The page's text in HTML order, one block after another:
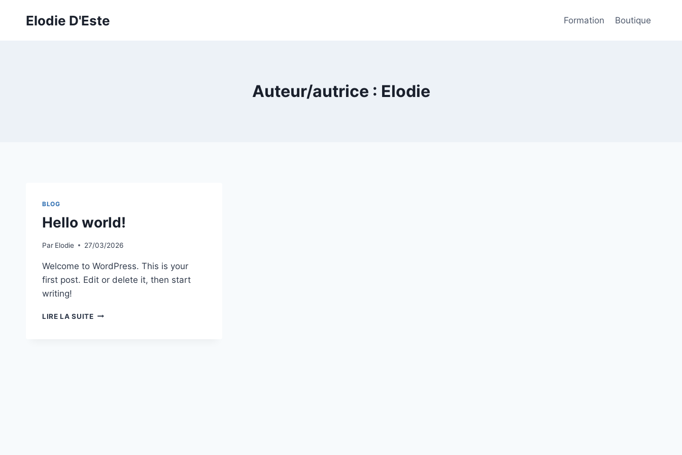
Elodie D'Este Formation Boutique
Auteur/autrice : Elodie
BLOG
Hello world!
Par Elodie 27/03/2026
Welcome to WordPress. This is your
first post. Edit or delete it, then start
writing!
LIRE LA SUITEHELLO